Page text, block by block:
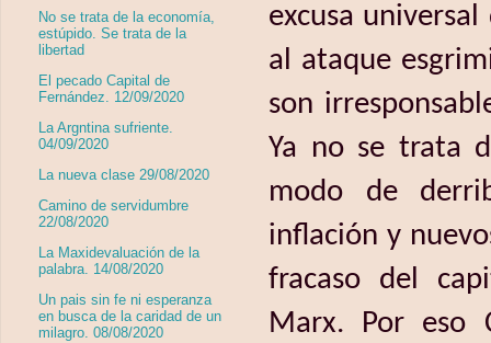
excusa
al ataque
son
Ya no se trata
modo de
inflación y
fracaso del
Marx. Por eso
No se trata de la economía,
estúpido. Se trata de la
libertad
El pecado Capital de
Fernández. 12/09/2020
La Argntina sufriente.
04/09/2020
La nueva clase 29/08/2020
Camino de servidumbre
22/08/2020
La Maxidevaluación de la
palabra. 14/08/2020
Un pais sin fe ni esperanza
en busca de la caridad de un
milagro. 08/08/2020